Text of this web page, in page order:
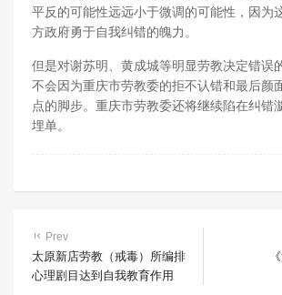
平反的可能性远远小于微调的可能性，因为
方政府勇于自我纠错的魄力。
但是对谢苏明、黄成城等明显劳教决定错误
不会因为重庆市劳教委的拒不认错和最后颜
点的脚步。重庆市劳教委还将继续陷在纠错
埋单。
Prev
太原新店劳教（戒毒）所编排
心理剧目达到自我教育作用